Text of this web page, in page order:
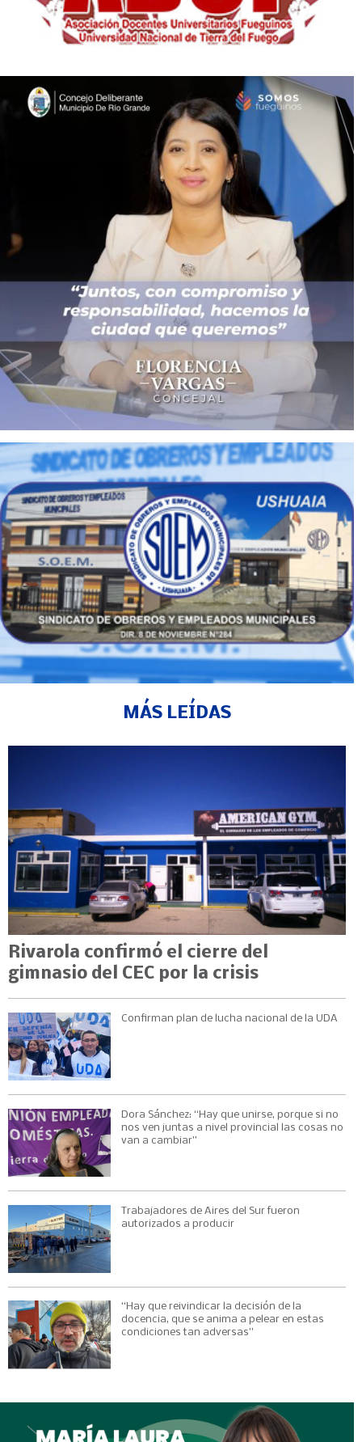
MÁS LEÍDAS
Rivarola confirmó el cierre del
gimnasio del CEC por la crisis
Confirman plan de lucha nacional de la UDA
Dora Sánchez: “Hay que unirse, porque si no
nos ven juntas a nivel provincial las cosas no
van a cambiar”
Trabajadores de Aires del Sur fueron
autorizados a producir
“Hay que reivindicar la decisión de la
docencia, que se anima a pelear en estas
condiciones tan adversas”